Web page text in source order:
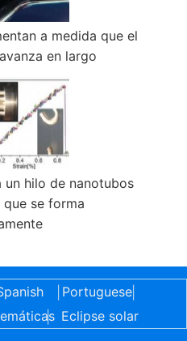
a medida que el
en largo
un hilo de nanotubos
que se forma
Portuguese|
| Eclipse solar